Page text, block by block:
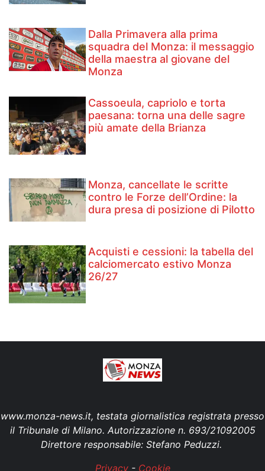
Dalla Primavera alla prima
squadra del Monza: il messaggio
della maestra al giovane del
Monza
Cassoeula, capriolo e torta
paesana: torna una delle sagre
più amate della Brianza
Monza, cancellate le scritte
contro le Forze dell’Ordine: la
dura presa di posizione di Pilotto
Acquisti e cessioni: la tabella del
calciomercato estivo Monza
26/27
www.monza-news.it, testata giornalistica registrata presso
il Tribunale di Milano. Autorizzazione n. 693/21092005
Direttore responsabile: Stefano Peduzzi.
Privacy- Cookie